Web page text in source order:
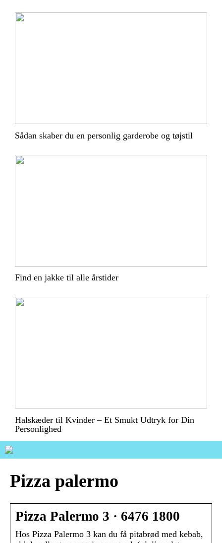
Sådan skaber du en personlig garderobe og tøjstil
Find en jakke til alle årstider
Halskæder til Kvinder – Et Smukt Udtryk for Din
Personlighed
Pizza palermo
Pizza Palermo 3 · 6476 1800
Hos Pizza Palermo 3 kan du få pitabrød med kebab,